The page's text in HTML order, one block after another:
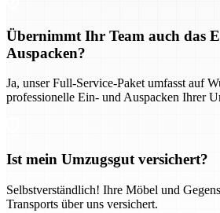
Übernimmt Ihr Team auch das
Auspacken?
Ja, unser Full-Service-Paket umfasst auf
professionelle Ein- und Auspacken Ihrer
Ist mein Umzugsgut versichert?
Selbstverständlich! Ihre Möbel und
Transports über uns versichert.